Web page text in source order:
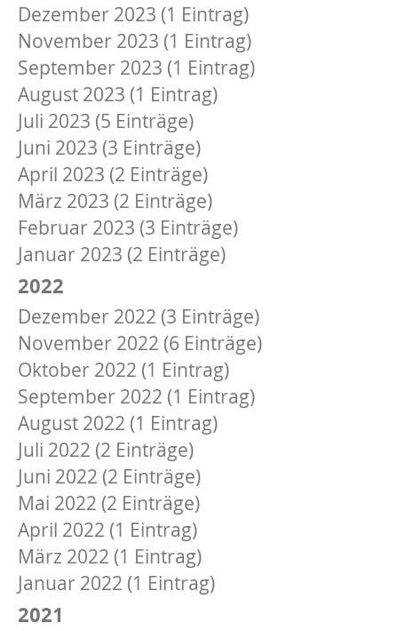
Dezember 2023 (1 Eintrag)
November 2023 (1 Eintrag)
September 2023 (1 Eintrag)
August 2023 (1 Eintrag)
Juli 2023 (5 Einträge)
Juni 2023 (3 Einträge)
April 2023 (2 Einträge)
März 2023 (2 Einträge)
Februar 2023 (3 Einträge)
Januar 2023 (2 Einträge)
2022
Dezember 2022 (3 Einträge)
November 2022 (6 Einträge)
Oktober 2022 (1 Eintrag)
September 2022 (1 Eintrag)
August 2022 (1 Eintrag)
Juli 2022 (2 Einträge)
Juni 2022 (2 Einträge)
Mai 2022 (2 Einträge)
April 2022 (1 Eintrag)
März 2022 (1 Eintrag)
Januar 2022 (1 Eintrag)
2021